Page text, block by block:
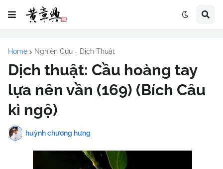
Home Nghiên Cứu - Dịch Thuật
Dịch thuật: Cầu hoàng tay
lựa nên vần (169) (Bích Câu
kì ngộ)
huỳnh chương hưng